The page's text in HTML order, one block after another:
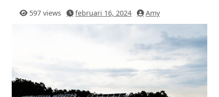
597 views februari 16, 2024 Amy